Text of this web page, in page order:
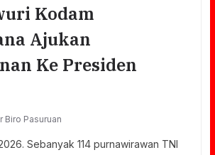
Kodam
Ajukan
Ke Presiden
Biro Pasuruan
Sebanyak 114 purnawirawan TNI